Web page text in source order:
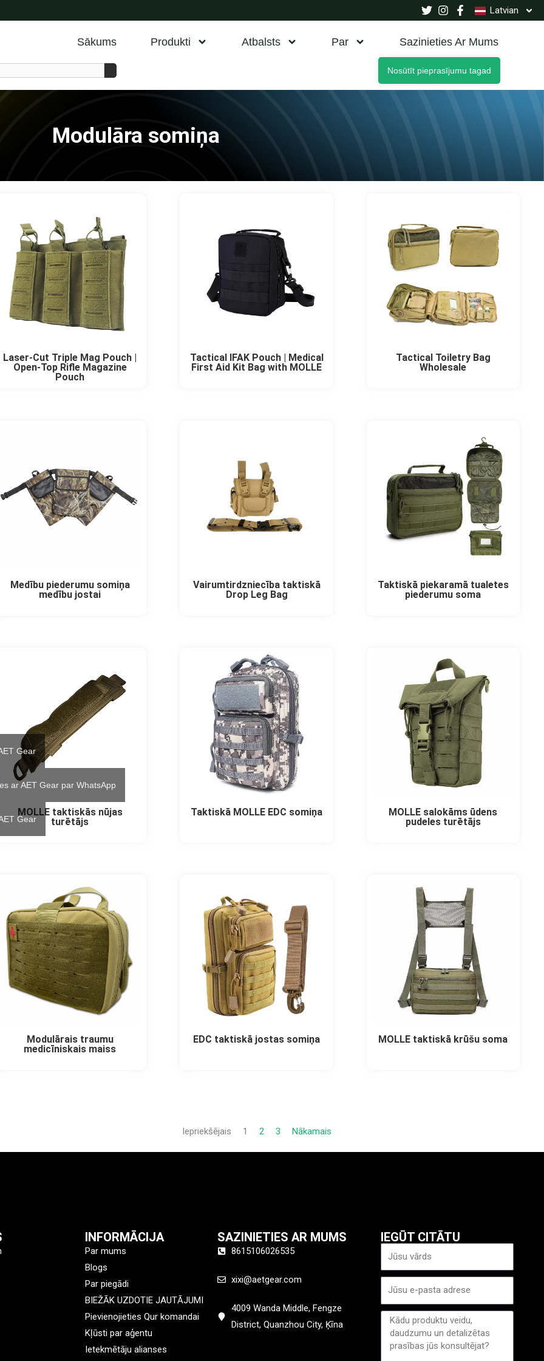
Latvian
Sākums Produkti Atbalsts Par Sazinieties Ar Mums
Nosūtīt pieprasījumu tagad
Modulāra somiņa
Laser-Cut Triple Mag Pouch |
Open-Top Rifle Magazine
Pouch
Tactical IFAK Pouch | Medical
First Aid Kit Bag with MOLLE
Tactical Toiletry Bag
Wholesale
Medību piederumu somiņa
medību jostai
Vairumtirdzniecība taktiskā
Drop Leg Bag
Taktiskā piekaramā tualetes
piederumu soma
MOLLE taktiskās nūjas
turētājs
Taktiskā MOLLE EDC somiņa
MOLLE salokāms ūdens
pudeles turētājs
Modulārais traumu
medicīniskais maiss
EDC taktiskā jostas somiņa MOLLE taktiskā krūšu soma
Iepriekšējais 1 2 3 Nākamais
INFORMĀCIJA
Par mums
Blogs
Par piegādi
BIEŽĀK UZDOTIE JAUTĀJUMI
Pievienojieties Qur komandai
Kļūsti par aģentu
Ietekmētāju alianses
SAZINIETIES AR MUMS
8615106026535
xixi@aetgear.com
4009 Wanda Middle, Fengze
District, Quanzhou City, Ķīna
IEGŪT CITĀTU
Ziņa
Gear
ar AET Gear par WhatsApp
Gear